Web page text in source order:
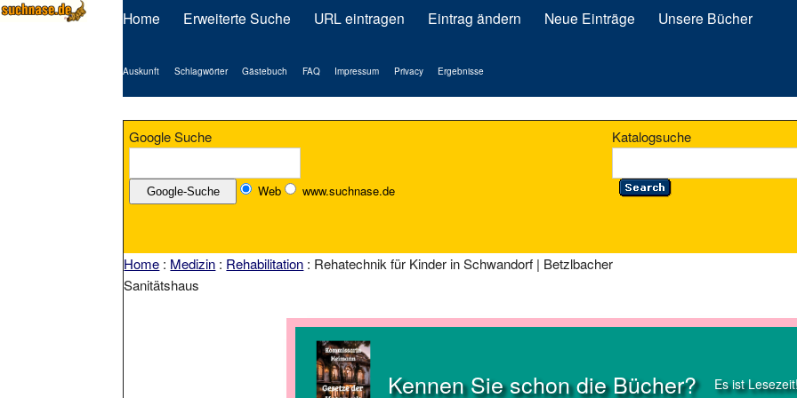
Home Erweiterte Suche URL eintragen Eintrag ändern Neue Einträge Unsere Bücher
Auskunft Schlagwörter Gästebuch FAQ Impressum Privacy Ergebnisse
Google Suche
Web www.suchnase.de
Katalogsuche
Home : Medizin : Rehabilitation : Rehatechnik für Kinder in Schwandorf | Betzlbacher
Sanitätshaus
Kennen Sie schon die Bücher? Es ist